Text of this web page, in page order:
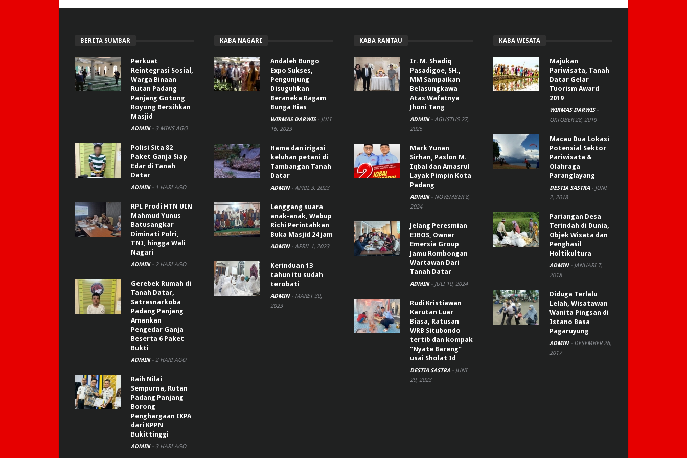
BERITA SUMBAR
Perkuat
Reintegrasi Sosial,
Warga Binaan
Rutan Padang
Panjang Gotong
Royong Bersihkan
Masjid
ADMIN - 3 MINS AGO
Polisi Sita 82
Paket Ganja Siap
Edar di Tanah
Datar
ADMIN - 1 HARI AGO
RPL Prodi HTN UIN
Mahmud Yunus
Batusangkar
Diminati Polri,
TNI, hingga Wali
Nagari
ADMIN - 2 HARI AGO
Gerebek Rumah di
Tanah Datar,
Satresnarkoba
Padang Panjang
Amankan
Pengedar Ganja
Beserta 6 Paket
Bukti
ADMIN - 2 HARI AGO
Raih Nilai
Sempurna, Rutan
Padang Panjang
Borong
Penghargaan IKPA
dari KPPN
Bukittinggi
ADMIN - 3 HARI AGO
KABA NAGARI
Andaleh Bungo
Expo Sukses,
Pengunjung
Disuguhkan
Beraneka Ragam
Bunga Hias
WIRMAS DARWIS - JULI
16, 2023
Hama dan irigasi
keluhan petani di
Tambangan Tanah
Datar
ADMIN - APRIL 3, 2023
Lenggang suara
anak-anak, Wabup
Richi Perintahkan
Buka Masjid 24 jam
ADMIN - APRIL 1, 2023
Kerinduan 13
tahun itu sudah
terobati
ADMIN - MARET 30,
2023
KABA RANTAU
Ir. M. Shadiq
Pasadigoe, SH.,
MM Sampaikan
Belasungkawa
Atas Wafatnya
Jhoni Tang
ADMIN - AGUSTUS 27,
2025
Mark Yunan
Sirhan, Paslon M.
Iqbal dan Amasrul
Layak Pimpin Kota
Padang
ADMIN - NOVEMBER 8,
2024
Jelang Peresmian
EIBOS, Owner
Emersia Group
Jamu Rombongan
Wartawan Dari
Tanah Datar
ADMIN - JULI 10, 2024
Rudi Kristiawan
Karutan Luar
Biasa, Ratusan
WRB Situbondo
tertib dan kompak
“Nyate Bareng”
usai Sholat Id
DESTIA SASTRA - JUNI
29, 2023
KABA WISATA
Majukan
Pariwisata, Tanah
Datar Gelar
Tuorism Award
2019
WIRMAS DARWIS -
OKTOBER 28, 2019
Macau Dua Lokasi
Potensial Sektor
Pariwisata &
Olahraga
Paranglayang
DESTIA SASTRA - JUNI
2, 2018
Pariangan Desa
Terindah di Dunia,
Objek Wisata dan
Penghasil
Holtikultura
ADMIN - JANUARI 7,
2018
Diduga Terlalu
Lelah, Wisatawan
Wanita Pingsan di
Istano Basa
Pagaruyung
ADMIN - DESEMBER 26,
2017